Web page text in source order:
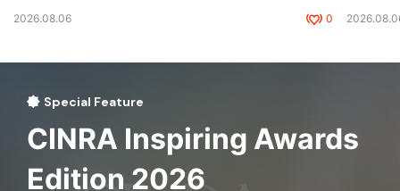
2026.08.06 0
Special Feature
CINRA Inspiring Awards
Edition 2026